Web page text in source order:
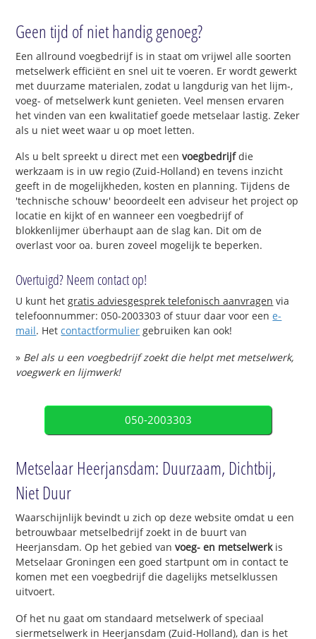
Geen tijd of niet handig genoeg?
Een allround voegbedrijf is in staat om vrijwel alle soorten
metselwerk efficiënt en snel uit te voeren. Er wordt gewerkt
met duurzame materialen, zodat u langdurig van het lijm-,
voeg- of metselwerk kunt genieten. Veel mensen ervaren
het vinden van een kwalitatief goede metselaar lastig. Zeker
als u niet weet waar u op moet letten.
Als u belt spreekt u direct met eenvoegbedrijfdie
werkzaam is in uw regio (Zuid-Holland) en tevens inzicht
geeft in de mogelijkheden, kosten en planning. Tijdens de
'technische schouw' beoordeelt een adviseur het project op
locatie en kijkt of en wanneer een voegbedrijf of
blokkenlijmer überhaupt aan de slag kan. Dit om de
overlast voor oa. buren zoveel mogelijk te beperken.
Overtuigd? Neem contact op!
U kunt hetgratis adviesgesprek telefonisch aanvragen via
telefoonnummer: 050-2003303 of stuur daar voor eene-
mail. Hetcontactformulier gebruiken kan ook!
» Bel als u een voegbedrijf zoekt die helpt met metselwerk,
voegwerk en lijmwerk!
050-2003303
Metselaar Heerjansdam: Duurzaam, Dichtbij,
Niet Duur
Waarschijnlijk bevindt u zich op deze website omdat u een
betrouwbaar metselbedrijf zoekt in de buurt van
Heerjansdam. Op het gebied van voeg- en metselwerkis
Metselaar Groningen een goed startpunt om in contact te
komen met een voegbedrijf die dagelijks metselklussen
uitvoert.
Of het nu gaat om standaard metselwerk of speciaal
siermetselwerk in Heerjansdam (Zuid-Holland), dan is het